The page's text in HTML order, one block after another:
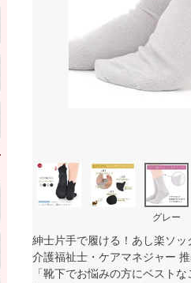
グレー
紳士片手で履ける！あし楽ソッ
介護福祉士・ケアマネジャー 推
「靴下でお悩みの方にベストな